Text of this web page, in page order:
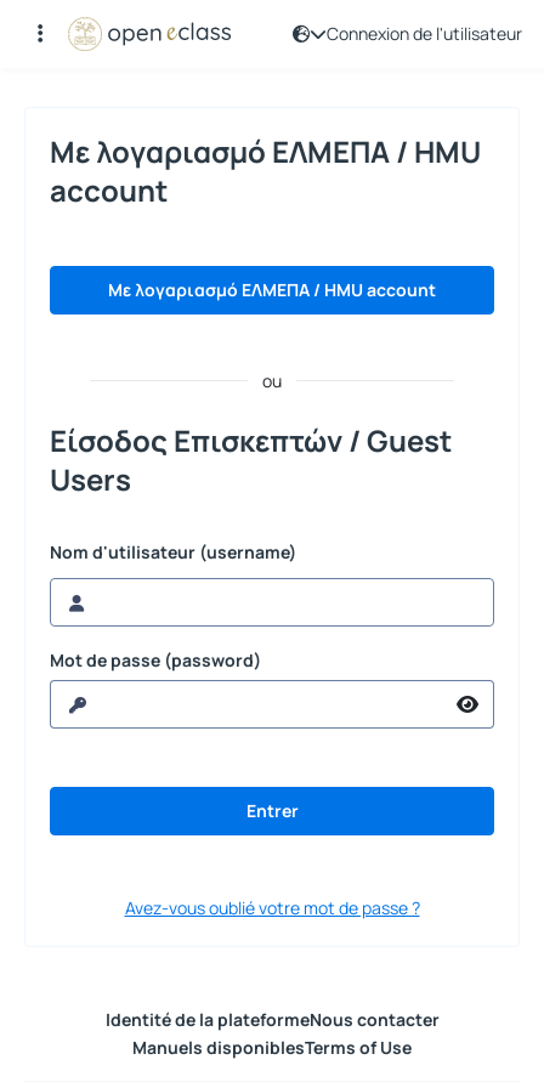
Connexion de l'utilisateur
Connexion de l'utilisateur
Με λογαριασμό ΕΛΜΕΠΑ / HMU
account
Με λογαριασμό ΕΛΜΕΠΑ / HMU account
ou
Είσοδος Επισκεπτών / Guest
Users
Nom d'utilisateur (username)
Mot de passe (password)
Avez-vous oublié votre mot de passe ?
Identité de la plateformeNous contacter
Manuels disponiblesTerms of Use